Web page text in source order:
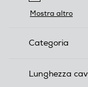
Filtra per
Mostra altro
Categoria
Lunghezza